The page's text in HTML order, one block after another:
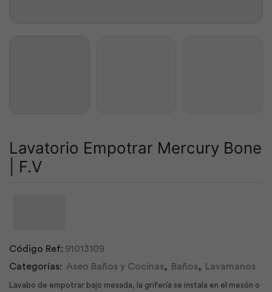
Lavatorio Empotrar Mercury Bone
| F.V
Código Ref: 91013109
Categorías: Aseo Baños y Cocinas, Baños, Lavamanos
Lavabo de empotrar bajo mesada, la grifería se instala en el mesón o